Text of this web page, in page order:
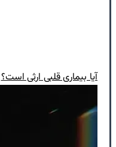
آیا بیماری قلبی ارثی است؟